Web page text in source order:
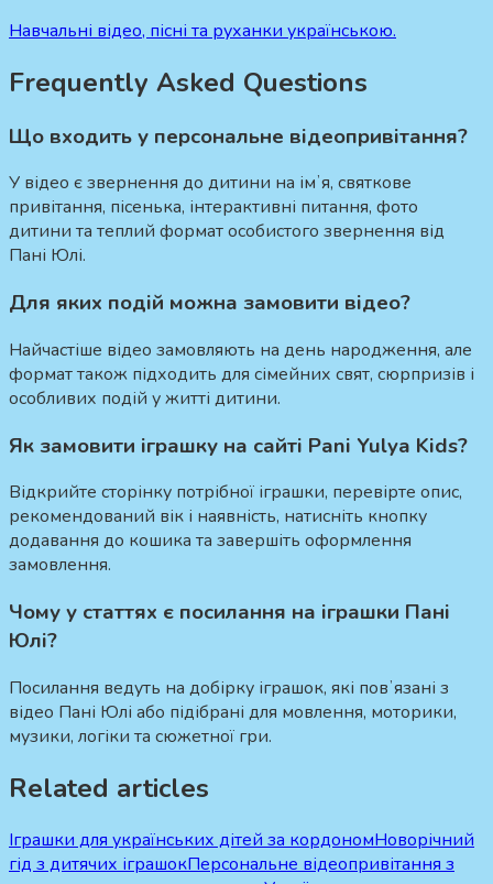
Навчальні відео, пісні та руханки українською.
Frequently Asked Questions
Що входить у персональне відеопривітання?
У відео є звернення до дитини на імʼя, святкове
привітання, пісенька, інтерактивні питання, фото
дитини та теплий формат особистого звернення від
Пані Юлі.
Для яких подій можна замовити відео?
Найчастіше відео замовляють на день народження, але
формат також підходить для сімейних свят, сюрпризів і
особливих подій у житті дитини.
Як замовити іграшку на сайті Pani Yulya Kids?
Відкрийте сторінку потрібної іграшки, перевірте опис,
рекомендований вік і наявність, натисніть кнопку
додавання до кошика та завершіть оформлення
замовлення.
Чому у статтях є посилання на іграшки Пані
Юлі?
Посилання ведуть на добірку іграшок, які повʼязані з
відео Пані Юлі або підібрані для мовлення, моторики,
музики, логіки та сюжетної гри.
Related articles
Іграшки для українських дітей за кордономНоворічний
гід з дитячих іграшокПерсональне відеопривітання з